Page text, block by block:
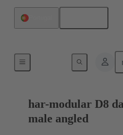
Terminación de placa madre
har-modular D8
male angled